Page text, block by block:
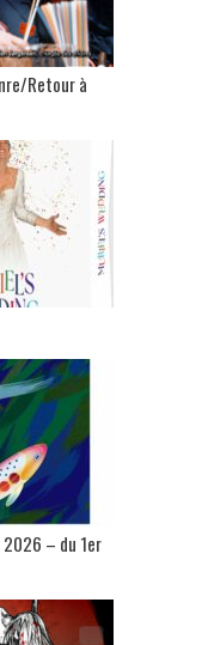
Retour à
– du 1er